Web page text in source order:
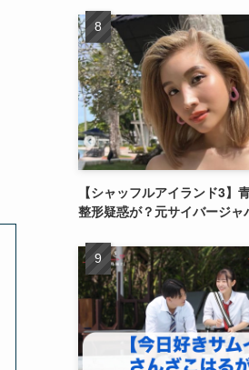
【シャッフルアイランド3】
整形疑惑が？元サイバージャ